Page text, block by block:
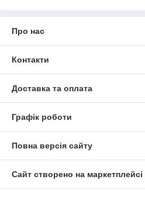
Про нас
Контакти
Доставка та оплата
Графік роботи
Повна версія сайту
Сайт створено на маркетплейсі